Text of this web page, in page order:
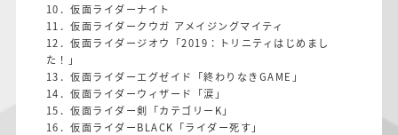
10．仮面ライダーナイト
11．仮面ライダークウガ アメイジングマイティ
12．仮面ライダージオウ「2019：トリニティはじめまし
た！」
13．仮面ライダーエグゼイド「終わりなきGAME」
14．仮面ライダーウィザード「涙」
15．仮面ライダー剣「カテゴリーK」
16．仮面ライダーBLACK「ライダー死す」